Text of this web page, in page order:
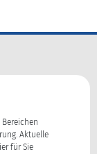
Aktuelle
für Sie